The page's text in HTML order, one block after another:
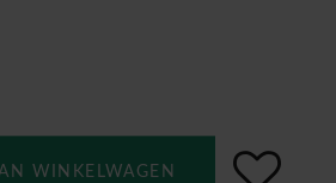
WINKELWAGEN